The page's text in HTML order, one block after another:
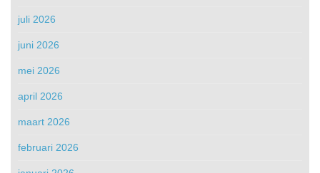
juli 2026
juni 2026
mei 2026
april 2026
maart 2026
februari 2026